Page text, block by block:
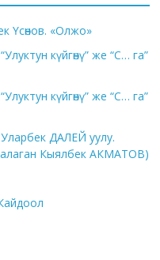
Үсөнов. «Олжо»
“Улуктун күйгөнү” же “С… га”
“Улуктун күйгөнү” же “С… га”
Уларбек ДАЛЕЙ уулу.
Кыялбек АКМАТОВ)